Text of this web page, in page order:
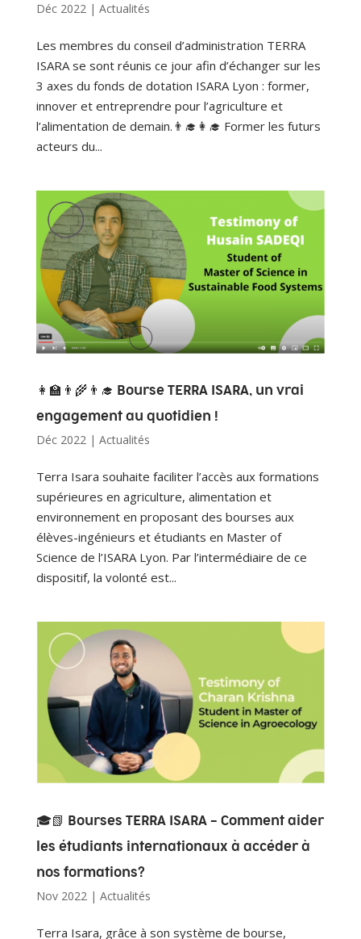
Déc 2022| Actualités
Les membres du conseil d’administration TERRA
ISARA se sont réunis ce jour afin d’échanger sur les
3 axes du fonds de dotation ISARA Lyon : former,
innover et entreprendre pour l’agriculture et
l’alimentation de demain.👨‍🎓👩‍🎓 Former les futurs
acteurs du...
👩‍🏫👨‍🌾👨‍🎓 Bourse TERRA ISARA, un vrai
engagement au quotidien !
Déc 2022 | Actualités
Terra Isara souhaite faciliter l’accès aux formations
supérieures en agriculture, alimentation et
environnement en proposant des bourses aux
élèves-ingénieurs et étudiants en Master of
Science de l’ISARA Lyon. Par l’intermédiaire de ce
dispositif, la volonté est...
🎓📗 Bourses TERRA ISARA – Comment aider
les étudiants internationaux à accéder à
nos formations?
Nov 2022 | Actualités
Terra Isara, grâce à son système de bourse,